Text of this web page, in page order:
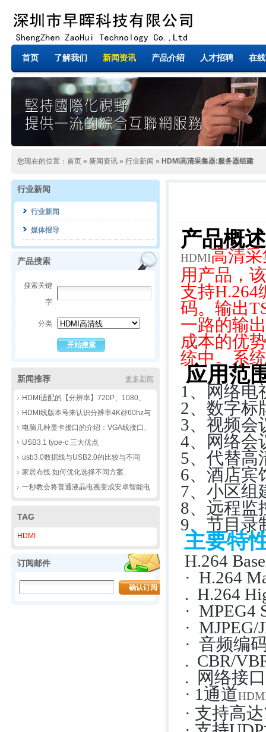
首页 了解我们 新闻资讯 产品介绍 人才招聘 在
您现在的位置： 首页 » 新闻资讯 » 行业新闻 » HDMI高清采集器:服务器组建
行业新闻
行业新闻
媒体报导
产品搜索
搜索关键
字
分类
新闻推荐 更多新闻
HDMI适配的【分辨率】720P、1080、
4K，8k到底有那些不同
HDMI线版本号来认识分辨率4K@60hz与
30HZ的区别
电脑几种显卡接口的介绍：VGA线接口、
DVI线接口、HDMI线接口、DP线接口
USB3.1 type-c 三大优点
usb3.0数据线与USB2.0的比较与不同
家居布线 如何优化选择不同方案
一秒教会将普通液晶电视变成安卓智能电
TAG
HDMI
订阅邮件
产品概述
HDMI高清
用产品，
支持H.264
码。输出
一路的输
成本的优
统中。系
应用范
1、网络电
2、数字标
3、视频会
4、网络会
5、代替高
6、酒店宾
7、小区组
8、远程监
9、节目录
主要特
H.264
· H.264
. H.264
· MPEG4
· MJPEG/
· 音频编
. CBR/
. 网络接
· 1通道
· 支持高